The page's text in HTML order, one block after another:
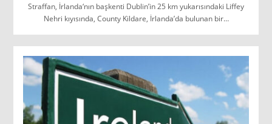
Straffan, İrlanda‘nın başkenti Dublin’in 25 km yukarısındaki Liffey
Nehri kıyısında, County Kildare, İrlanda’da bulunan bir…